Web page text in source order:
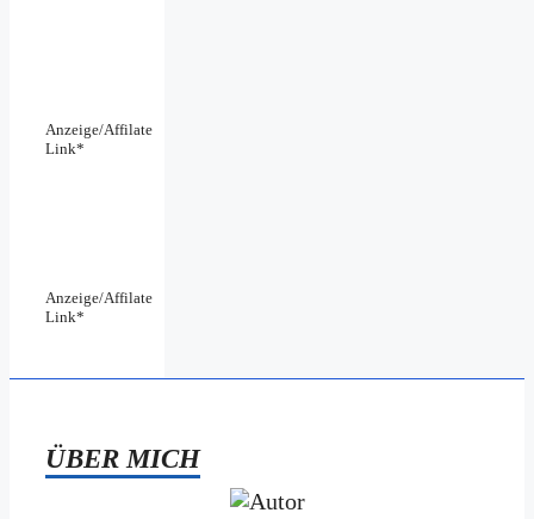
Anzeige/Affilate
Link*
Anzeige/Affilate
Link*
ÜBER MICH